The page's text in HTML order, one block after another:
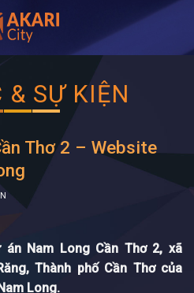
& SỰ KIỆN
Thơ 2 – Website
Nam Long Cần Thơ 2, xã
Thành phố Cần Thơ của
Long.